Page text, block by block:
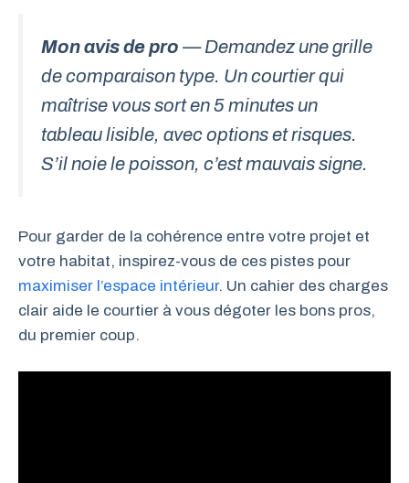
Mon avis de pro — Demandez une grille
de comparaison type. Un courtier qui
maîtrise vous sort en 5 minutes un
tableau lisible, avec options et risques.
S’il noie le poisson, c’est mauvais signe.
Pour garder de la cohérence entre votre projet et
votre habitat, inspirez-vous de ces pistes pour
maximiser l’espace intérieur. Un cahier des charges
clair aide le courtier à vous dégoter les bons pros,
du premier coup.